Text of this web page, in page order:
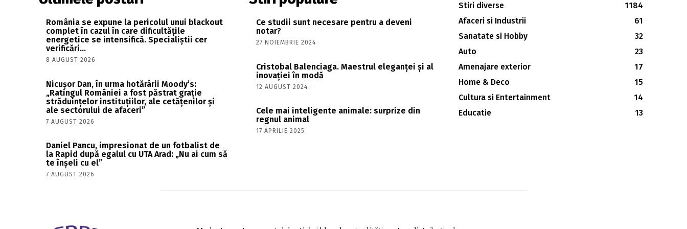
România se expune la pericolul unui blackout
complet în cazul în care dificultățile
energetice se intensifică. Specialiștii cer
verificări…
8 AUGUST 2026
Nicușor Dan, în urma hotărârii Moody’s:
„Ratingul României a fost păstrat grație
străduințelor instituțiilor, ale cetățenilor și
ale sectorului de afaceri”
7 AUGUST 2026
Daniel Pancu, impresionat de un fotbalist de
la Rapid după egalul cu UTA Arad: „Nu ai cum să
te înșeli cu el”
7 AUGUST 2026
Ce studii sunt necesare pentru a deveni
notar?
27 NOIEMBRIE 2024
Cristobal Balenciaga. Maestrul eleganței și al
inovației în modă
12 AUGUST 2024
Cele mai inteligente animale: surprize din
regnul animal
17 APRILIE 2025
Stiri diverse
1184
Afaceri si Industrii
61
Sanatate si Hobby
32
Auto
23
Amenajare exterior
17
Home & Deco
15
Cultura si Entertainment
14
Educatie
13